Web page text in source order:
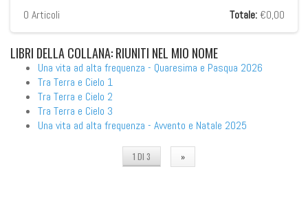
0 Articoli Totale: €0,00
LIBRI DELLA COLLANA: RIUNITI NEL MIO NOME
Una vita ad alta frequenza - Quaresima e Pasqua 2026
Tra Terra e Cielo 1
Tra Terra e Cielo 2
Tra Terra e Cielo 3
Una vita ad alta frequenza - Avvento e Natale 2025
1 DI 3 »